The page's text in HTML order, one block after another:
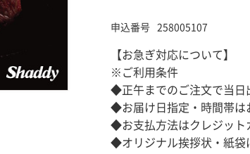
申込番号 258005107
【お急ぎ対応について】
※ご利用条件
◆正午までのご注文で当日
◆お届け日指定・時間帯は
◆お支払方法はクレジット
◆オリジナル挨拶状・紙袋